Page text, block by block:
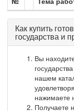
Как купить
государства и
Вы
нашем
нажимаете
Получаете